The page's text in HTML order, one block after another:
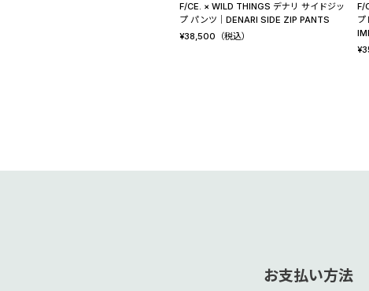
F/CE. × WILD THINGS デナリ サイドジッ
プ パンツ│DENARI SIDE ZIP PANTS
¥38,500 （税込）
F/
プ
¥
お支払い方法